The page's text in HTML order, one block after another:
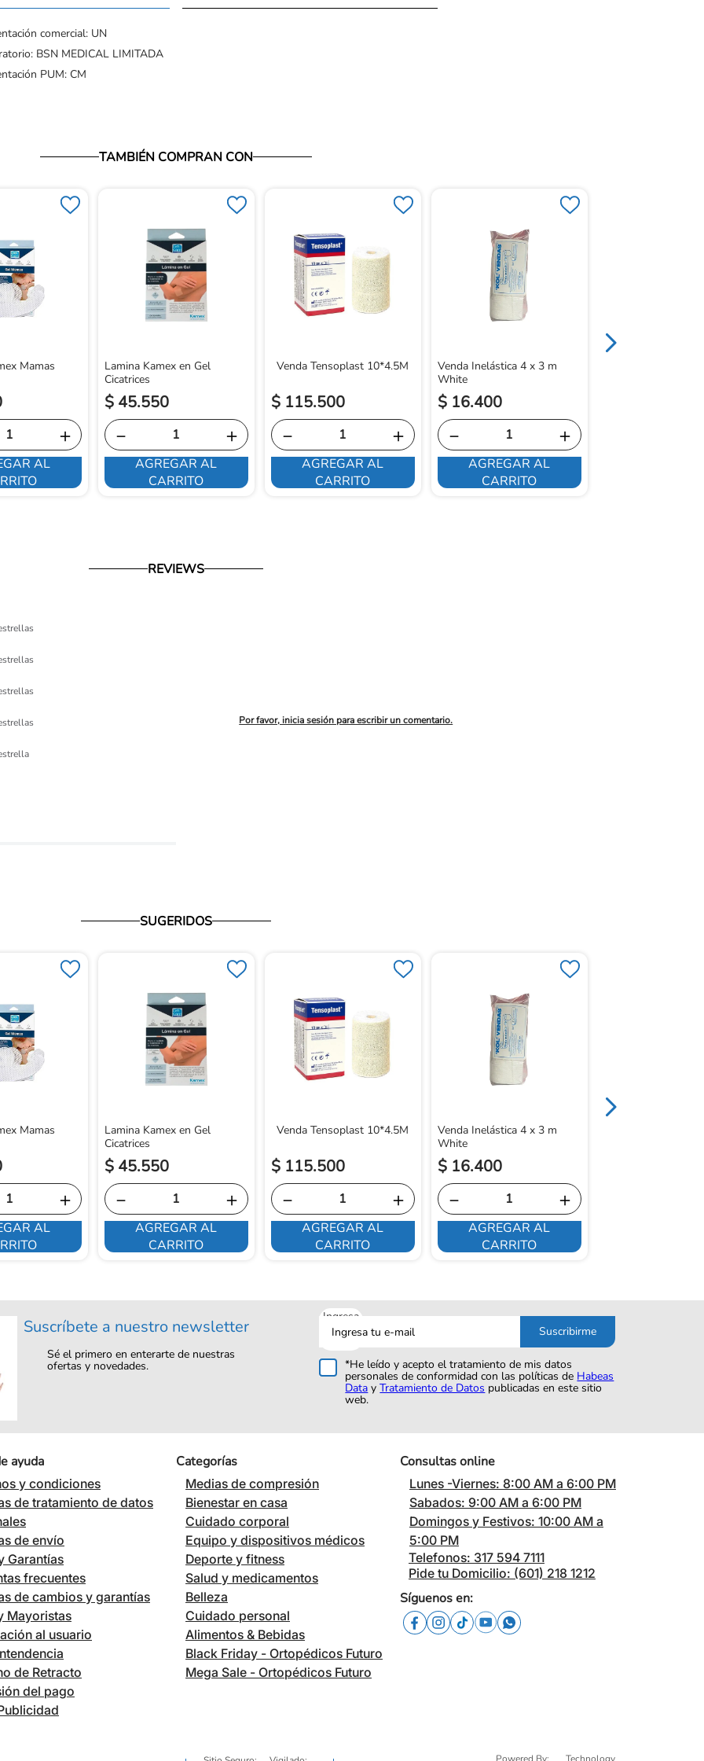
comercial: UN
BSN MEDICAL LIMITADA
PUM: CM
TAMBIÉN COMPRAN CON
Mamas
＋
AL
Lamina Kamex en Gel
Cicatrices
$ 45.550
＋
－
AGREGAR AL
CARRITO
Venda Tensoplast 10*4.5M
$ 115.500
＋
－
AGREGAR AL
CARRITO
Venda Inelástica 4 x 3 m
White
$ 16.400
＋
－
AGREGAR AL
CARRITO
REVIEWS
Por favor, inicia sesión para escribir un comentario.
SUGERIDOS
Mamas
＋
AL
Lamina Kamex en Gel
Cicatrices
$ 45.550
＋
－
AGREGAR AL
CARRITO
Venda Tensoplast 10*4.5M
$ 115.500
＋
－
AGREGAR AL
CARRITO
Venda Inelástica 4 x 3 m
White
$ 16.400
＋
－
AGREGAR AL
CARRITO
Suscríbete a nuestro newsletter
Sé el primero en enterarte de nuestras
ofertas y novedades.
Ingresa
tu
correo
Suscribirme
*He leído y acepto el tratamiento de mis datos
personales de conformidad con las políticas de Habeas
Data yTratamiento de Datos publicadas en este sitio
web.
ayuda
y condiciones
de tratamiento de datos
de envío
Garantías
frecuentes
de cambios y garantías
Mayoristas
al usuario
de Retracto
del pago
Categorías
Medias de compresión
Bienestar en casa
Cuidado corporal
Equipo y dispositivos médicos
Deporte y fitness
Salud y medicamentos
Belleza
Cuidado personal
Alimentos & Bebidas
Black Friday - Ortopédicos Futuro
Mega Sale - Ortopédicos Futuro
Consultas online
Lunes -Viernes: 8:00 AM a 6:00 PM
Sabados: 9:00 AM a 6:00 PM
Domingos y Festivos: 10:00 AM a
5:00 PM
Telefonos: 317 594 7111
Pide tu Domicilio: (601) 218 1212
Síguenos en:
Powered By: Technology